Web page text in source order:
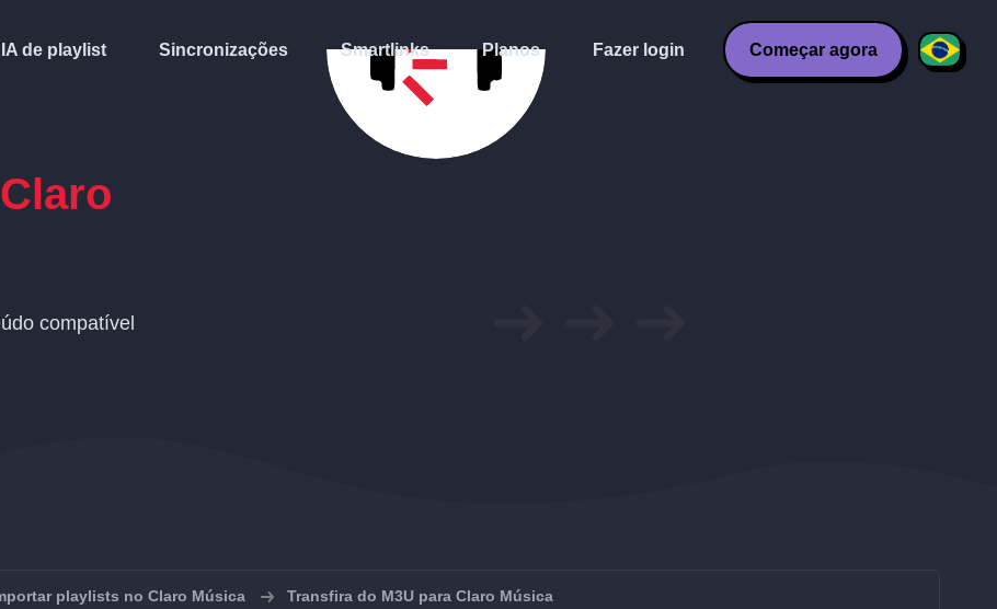
IA de playlist Sincronizações Smartlinks Planos Fazer login Começar agora
Claro
compatível
playlists no Claro Música Transfira do M3U para Claro Música